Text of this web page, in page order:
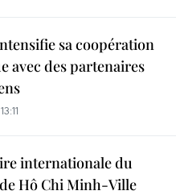
sa coopération
avec des partenaires
internationale du
Hô Chi Minh-Ville